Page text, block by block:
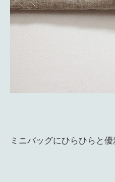
ミニバッグにひらひらと